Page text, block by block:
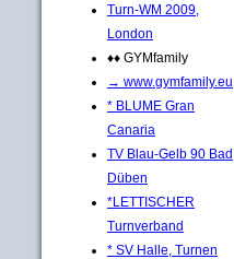
Turn-WM 2009,
London
♦♦ GYMfamily
→ www.gymfamily.eu
* BLUME Gran
Canaria
TV Blau-Gelb 90 Bad
Düben
*LETTISCHER
Turnverband
* SV Halle, Turnen